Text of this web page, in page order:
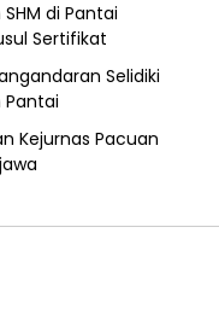
di Pantai
Sertifikat
Selidiki
Pantai
Kejurnas Pacuan